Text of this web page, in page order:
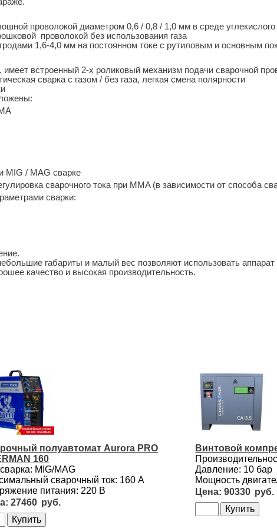
проволокой диаметром 0,6 / 0,8 / 1,0 мм в среде
проволокой без использования газа
1,6-4,0 мм на постоянном токе с рутиловым и основным
встроенный 2-х роликовый механизм подачи сварочной
сварка с газом / без газа, легкая смена полярности
MIG / MAG сварке
сварочного тока при MMA (в зависимости от способа
сварки:
габариты и малый вес позво­ляют использовать
качество и высокая производительность.
полуавтомат Aurora PRO
160
MIG/MAG
сварочный ток: 160 А
питания: 220 В
27460
Винтовой
Давление: 10 бар
Мощность
90330